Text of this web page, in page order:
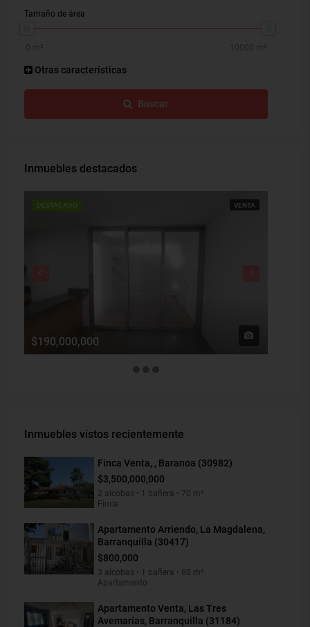
Tamaño de área
Otras características
Buscar
Inmuebles destacados
DESTACADO VENTA
$190,000,000
Inmuebles vistos recientemente
Finca Venta, , Baranoa (30982)
$3,500,000,000
2 alcobas • 1 bañera • 70 m²
Finca
Apartamento Arriendo, La Magdalena,
Barranquilla (30417)
$800,000
3 alcobas • 1 bañera • 80 m²
Apartamento
Apartamento Venta, Las Tres
Avemarías, Barranquilla (31184)